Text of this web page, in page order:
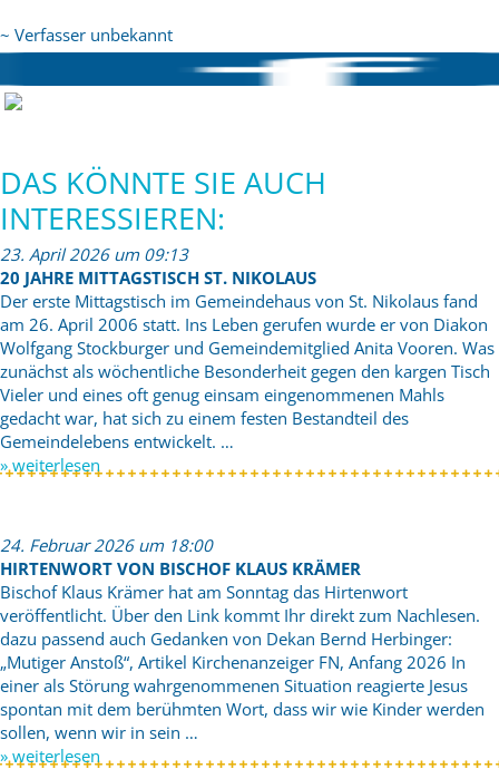
~ Verfasser unbekannt
DAS KÖNNTE SIE AUCH
INTERESSIEREN:
23. April 2026 um 09:13
20 JAHRE MITTAGSTISCH ST. NIKOLAUS
Der erste Mittagstisch im Gemeindehaus von St. Nikolaus fand
am 26. April 2006 statt. Ins Leben gerufen wurde er von Diakon
Wolfgang Stockburger und Gemeindemitglied Anita Vooren. Was
zunächst als wöchentliche Besonderheit gegen den kargen Tisch
Vieler und eines oft genug einsam eingenommenen Mahls
gedacht war, hat sich zu einem festen Bestandteil des
Gemeindelebens entwickelt. …
» weiterlesen
24. Februar 2026 um 18:00
HIRTENWORT VON BISCHOF KLAUS KRÄMER
Bischof Klaus Krämer hat am Sonntag das Hirtenwort
veröffentlicht. Über den Link kommt Ihr direkt zum Nachlesen.
dazu passend auch Gedanken von Dekan Bernd Herbinger:
„Mutiger Anstoß“, Artikel Kirchenanzeiger FN, Anfang 2026 In
einer als Störung wahrgenommenen Situation reagierte Jesus
spontan mit dem berühmten Wort, dass wir wie Kinder werden
sollen, wenn wir in sein …
» weiterlesen